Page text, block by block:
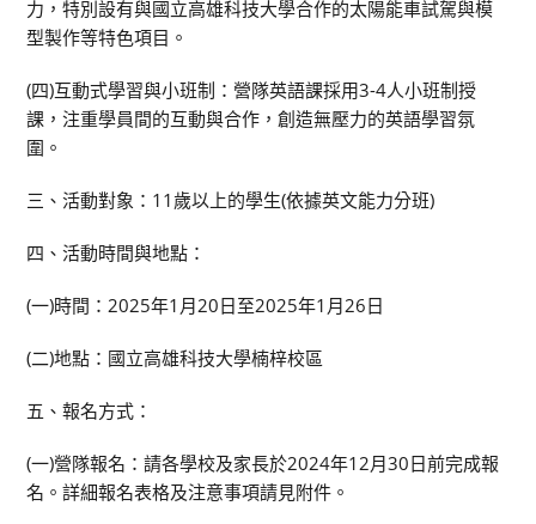
力，特別設有與國立高雄科技大學合作的太陽能車試駕與模
型製作等特色項目。
(四)互動式學習與小班制：營隊英語課採用3-4人小班制授
課，注重學員間的互動與合作，創造無壓力的英語學習氛
圍。
三、活動對象：11歲以上的學生(依據英文能力分班)
四、活動時間與地點：
(一)時間：2025年1月20日至2025年1月26日
(二)地點：國立高雄科技大學楠梓校區
五、報名方式：
(一)營隊報名：請各學校及家長於2024年12月30日前完成報
名。詳細報名表格及注意事項請見附件。